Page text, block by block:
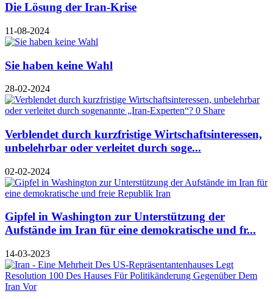
Die Lösung der Iran-Krise
11-08-2024
Sie haben keine Wahl
28-02-2024
Verblendet durch kurzfristige Wirtschaftsinteressen,
unbelehrbar oder verleitet durch soge...
02-02-2024
Gipfel in Washington zur Unterstützung der
Aufstände im Iran für eine demokratische und fr...
14-03-2023